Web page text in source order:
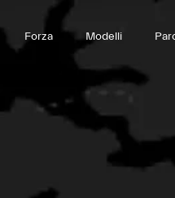
Forza Modelli